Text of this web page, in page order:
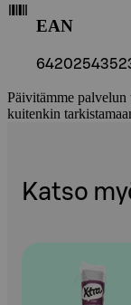
EAN
Päivitämme palvelun
kuitenkin
Katso